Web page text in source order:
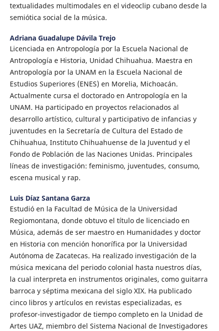
textualidades multimodales en el videoclip cubano desde la
semiótica social de la música.
Adriana Guadalupe Dávila Trejo
Licenciada en Antropología por la Escuela Nacional de
Antropología e Historia, Unidad Chihuahua. Maestra en
Antropología por la UNAM en la Escuela Nacional de
Estudios Superiores (ENES) en Morelia, Michoacán.
Actualmente cursa el doctorado en Antropología en la
UNAM. Ha participado en proyectos relacionados al
desarrollo artístico, cultural y participativo de infancias y
juventudes en la Secretaría de Cultura del Estado de
Chihuahua, Instituto Chihuahuense de la Juventud y el
Fondo de Población de las Naciones Unidas. Principales
líneas de investigación: feminismo, juventudes, consumo,
escena musical y rap.
Luis Díaz Santana Garza
Estudió en la Facultad de Música de la Universidad
Regiomontana, donde obtuvo el título de licenciado en
Música, además de ser maestro en Humanidades y doctor
en Historia con mención honorífica por la Universidad
Autónoma de Zacatecas. Ha realizado investigación de la
música mexicana del periodo colonial hasta nuestros días,
la cual interpreta en instrumentos originales, como guitarra
barroca y séptima mexicana del siglo XIX. Ha publicado
cinco libros y artículos en revistas especializadas, es
profesor-investigador de tiempo completo en la Unidad de
Artes UAZ, miembro del Sistema Nacional de Investigadores